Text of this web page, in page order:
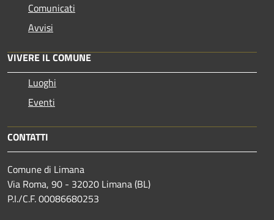
Comunicati
Avvisi
VIVERE IL COMUNE
Luoghi
Eventi
CONTATTI
Comune di Limana
Via Roma, 90 - 32020 Limana (BL)
P.I./C.F. 00086680253